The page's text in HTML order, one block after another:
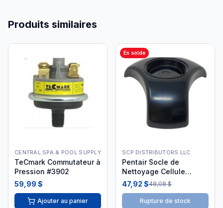
Produits similaires
CENTRAL SPA & POOL SUPPLY
TeCmark Commutateur à
Pression #3902
59,99 $
Ajouter au panier
En solde
SCP DISTRIBUTORS LLC
Pentair Socle de
Nettoyage Cellule
IntelliChlor 523103
47,92 $48,08 $
Rupture de stock